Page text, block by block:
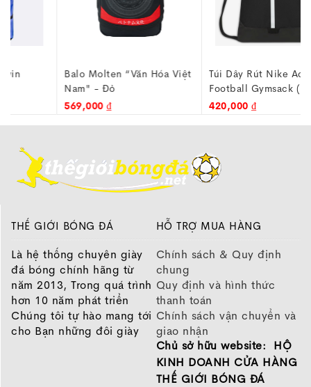
Balo Molten “Văn Hóa Việt
Nam" - Đỏ
569,000 ₫
Túi Dây Rút Nike Academy
Football Gymsack (18L) -
DA5435-010
420,000 ₫
THẾ GIỚI BÓNG ĐÁ
Là hệ thống chuyên giày
đá bóng chính hãng từ
năm 2013, Trong quá trình
hơn 10 năm phát triển
Chúng tôi tự hào mang tới
cho Bạn những đôi giày
HỖ TRỢ MUA HÀNG
Chính sách & Quy định
chung
Quy định và hình thức
thanh toán
Chính sách vận chuyển và
giao nhận
Chính sách bảo hành
Chính sách bảo mật thông
tin
Chủ sở hữu website: HỘ
KINH DOANH CỬA HÀNG
THẾ GIỚI BÓNG ĐÁ